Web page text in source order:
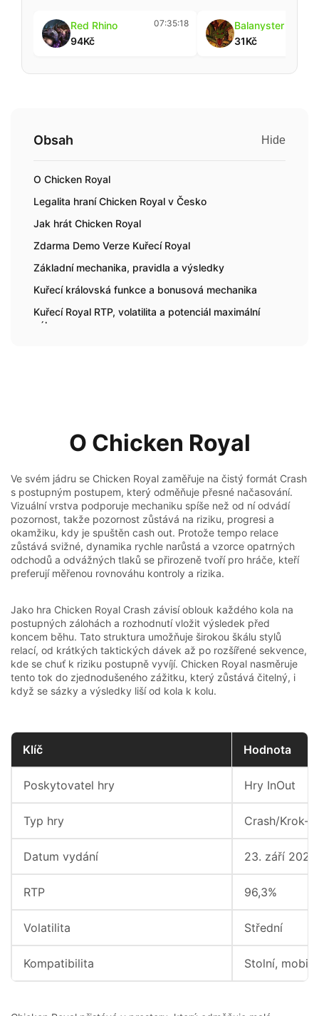
Red Rhino
94Kč
07:35:18
Balanyster
31Kč
Obsah Hide
O Chicken Royal
Legalita hraní Chicken Royal v Česko
Jak hrát Chicken Royal
Zdarma Demo Verze Kuřecí Royal
Základní mechanika, pravidla a výsledky
Kuřecí královská funkce a bonusová mechanika
Kuřecí Royal RTP, volatilita a potenciál maximální
výhry
Mobilní verze Chicken Royal
O Chicken Royal
Ve svém jádru se Chicken Royal zaměřuje na čistý formát Crash
s postupným postupem, který odměňuje přesné načasování.
Vizuální vrstva podporuje mechaniku spíše než od ní odvádí
pozornost, takže pozornost zůstává na riziku, progresi a
okamžiku, kdy je spuštěn cash out. Protože tempo relace
zůstává svižné, dynamika rychle narůstá a vzorce opatrných
odchodů a odvážných tlaků se přirozeně tvoří pro hráče, kteří
preferují měřenou rovnováhu kontroly a rizika.
Jako hra Chicken Royal Crash závisí oblouk každého kola na
postupných zálohách a rozhodnutí vložit výsledek před
koncem běhu. Tato struktura umožňuje širokou škálu stylů
relací, od krátkých taktických dávek až po rozšířené sekvence,
kde se chuť k riziku postupně vyvíjí. Chicken Royal nasměruje
tento tok do zjednodušeného zážitku, který zůstává čitelný, i
když se sázky a výsledky liší od kola k kolu.
Klíč Hodnota
Poskytovatel hry Hry InOut
Typ hry Crash/Krok-
Datum vydání 23. září 2025
RTP 96,3%
Volatilita Střední
Kompatibilita Stolní,